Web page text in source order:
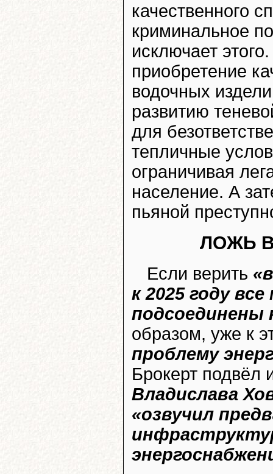
качественного
криминальное
исключает
приобретение
водочных
развитию
для
тепличные
ограничивая
население. А
пьяной
ЛОЖЬ
Если верить
к 2025 году
подсоединены
образом, уже к
проблему
Брокерт подвёл
Владислава
«озвучил